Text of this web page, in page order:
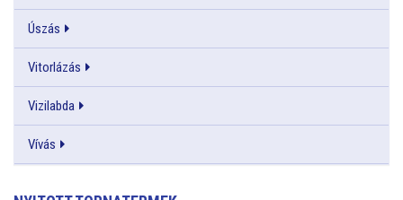
Úszás
Vitorlázás
Vizilabda
Vívás